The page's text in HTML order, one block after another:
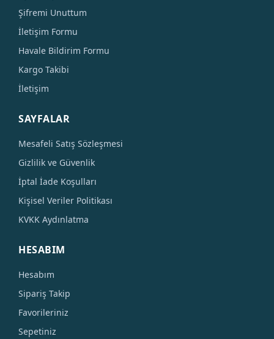
Şifremi Unuttum
İletişim Formu
Havale Bildirim Formu
Kargo Takibi
İletişim
SAYFALAR
Mesafeli Satış Sözleşmesi
Gizlilik ve Güvenlik
İptal İade Koşulları
Kişisel Veriler Politikası
KVKK Aydınlatma
HESABIM
Hesabım
Sipariş Takip
Favorileriniz
Sepetiniz